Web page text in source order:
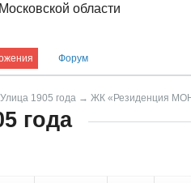
области
Форум
1905 года → ЖК «Резиденция
года